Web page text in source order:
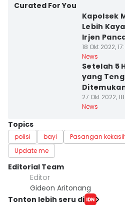
Curated For You
Kapolsek
Lebih
Irjen
18 Okt 2022,
News
Setelah 5
yang
27 Okt 2022,
News
Topics
polisi bayi Pasangan
Update me
Editorial Team
Editor
Gideon Aritonang
Tonton lebih seru di